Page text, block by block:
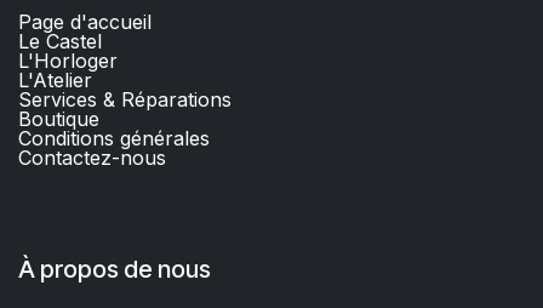
Page d'accueil
Le Castel
L'Horloger
L'Atelier
Services & Réparations
Boutique
Conditions générales
Contactez-nous​
À propos de nous